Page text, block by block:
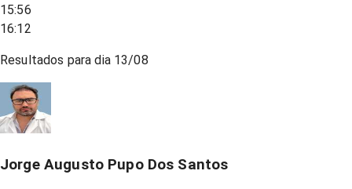
15:56
16:12
Resultados para dia 13/08
Jorge Augusto Pupo Dos Santos